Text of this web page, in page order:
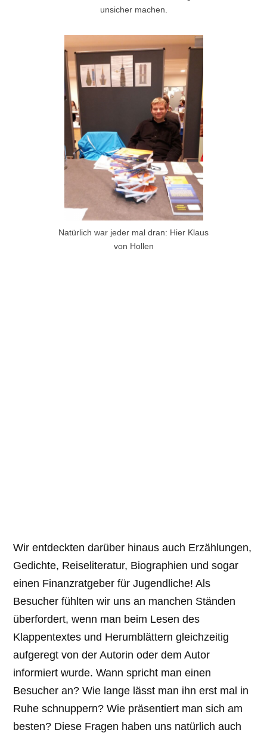
unsicher machen.
Natürlich war jeder mal dran: Hier Klaus
von Hollen
Wir entdeckten darüber hinaus auch Erzählungen,
Gedichte, Reiseliteratur, Biographien und sogar
einen Finanzratgeber für Jugendliche! Als
Besucher fühlten wir uns an manchen Ständen
überfordert, wenn man beim Lesen des
Klappentextes und Herumblättern gleichzeitig
aufgeregt von der Autorin oder dem Autor
informiert wurde. Wann spricht man einen
Besucher an? Wie lange lässt man ihn erst mal in
Ruhe schnuppern? Wie präsentiert man sich am
besten? Diese Fragen haben uns natürlich auch